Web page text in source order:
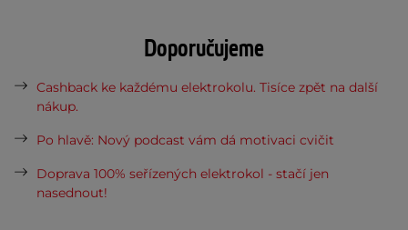
Doporučujeme
Cashback ke každému elektrokolu. Tisíce zpět na další
nákup.
Po hlavě: Nový podcast vám dá motivaci cvičit
Doprava 100% seřízených elektrokol - stačí jen
nasednout!